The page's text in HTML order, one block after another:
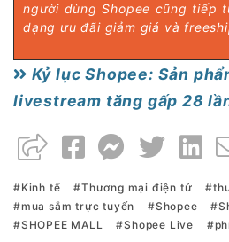
người dùng Shopee cũng tiếp
dạng ưu đãi giảm giá và
Kỷ lục Shopee: Sản
livestream tăng gấp 28
Kinh tế Thương mại điện tử
mua sắm trực tuyến
Shopee
SHOPEE MALL
Shopee Live